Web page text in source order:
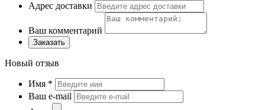
Адрес доставки
Ваш комментарий
Заказать
Новый отзыв
Имя *
Ваш e-mail